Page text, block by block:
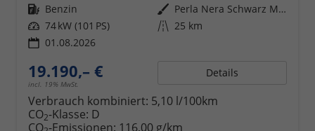
Kraftstoff Benzin Außenfarbe
Perla Nera Schwarz Metallic
Leistung 74 kW (101 PS) Kilometerstand 25 km
01.08.2026
19.190,– €
incl. 19% MwSt.
Details
Verbrauch kombiniert: 5,10 l/100km
CO2-Klasse: D
CO -Emissionen: 116,00 g/km